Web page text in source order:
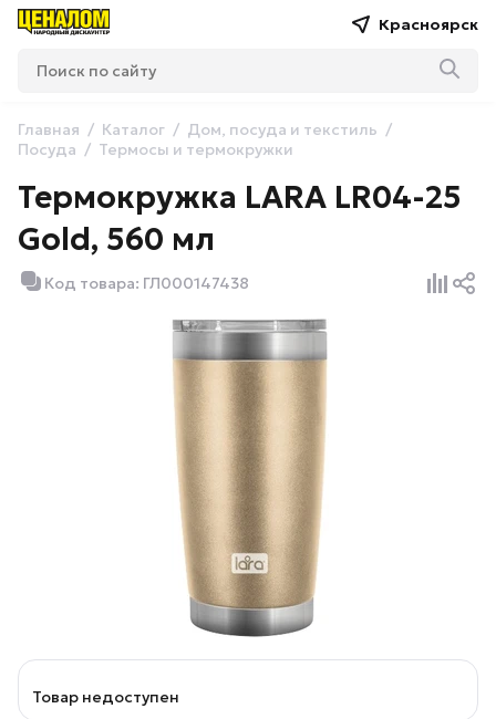
Красноярск
Главная Каталог
Дом, посуда и текстиль
Посуда
Термосы и термокружки
Термокружка LARA LR04-25
Gold, 560 мл
Код товара: ГЛ000147438
Товар недоступен